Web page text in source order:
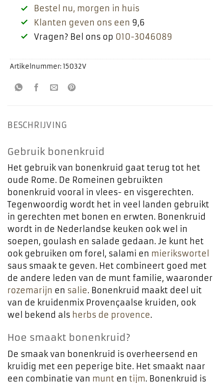
Bestel nu, morgen in huis
Klanten geven ons een 9,6
Vragen? Bel ons op 010-3046089
Artikelnummer:15032V
BESCHRIJVING
Gebruik bonenkruid
Het gebruik van bonenkruid gaat terug tot het
oude Rome. De Romeinen gebruikten
bonenkruid vooral in vlees- en visgerechten.
Tegenwoordig wordt het in veel landen gebruikt
in gerechten met bonen en erwten. Bonenkruid
wordt in de Nederlandse keuken ook wel in
soepen, goulash en salade gedaan. Je kunt het
ook gebruiken om forel, salami en mierikswortel
saus smaak te geven. Het combineert goed met
de andere leden van de munt familie, waaronder
rozemarijn en salie. Bonenkruid maakt deel uit
van de kruidenmix Provençaalse kruiden, ook
wel bekend als herbs de provence.
Hoe smaakt bonenkruid?
De smaak van bonenkruid is overheersend en
kruidig met een peperige bite. Het smaakt naar
een combinatie van munt en tijm. Bonenkruid is